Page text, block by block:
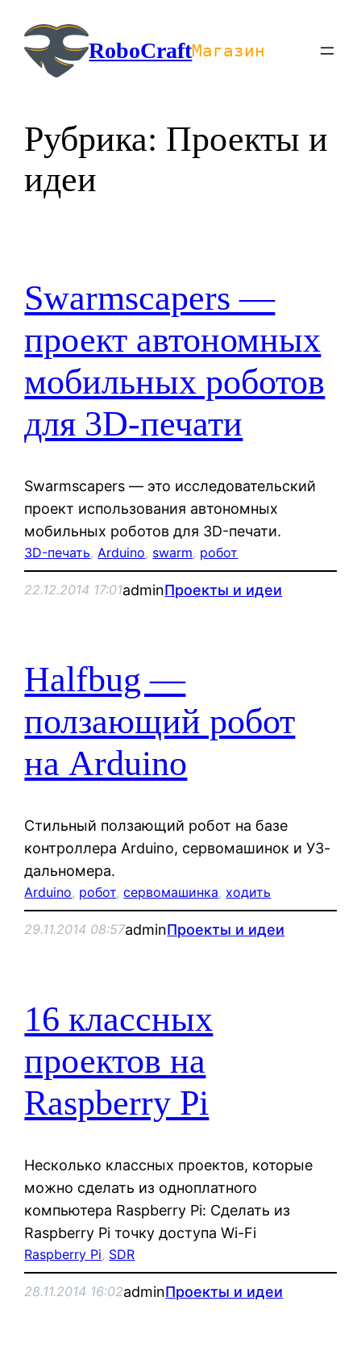
содержимомуRoboCraftМагазин
Рубрика: Проекты и
идеи
Swarmscapers —
проект автономных
мобильных роботов
для 3D-печати
Swarmscapers — это исследовательский
проект использования автономных
мобильных роботов для 3D-печати.
3D-печать, Arduino, swarm, робот
22.12.2014 17:01adminПроекты и идеи
Halfbug —
ползающий робот
на Arduino
Стильный ползающий робот на базе
контроллера Arduino, сервомашинок и УЗ-
дальномера.
Arduino, робот, сервомашинка, ходить
29.11.2014 08:57adminПроекты и идеи
16 классных
проектов на
Raspberry Pi
Несколько классных проектов, которые
можно сделать из одноплатного
компьютера Raspberry Pi: Сделать из
Raspberry Pi точку доступа Wi-Fi
Raspberry Pi, SDR
28.11.2014 16:02adminПроекты и идеи